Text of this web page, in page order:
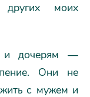
моих
и дочерям —
Они не
с мужем и